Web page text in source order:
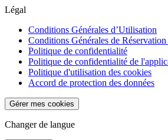
Légal
Conditions Générales d’Utilisation
Conditions Générales de
Politique de confidentialité
Politique de confidentialité de
Politique d'utilisation des cookies
Accord de protection des données
Gérer mes cookies
Changer de langue